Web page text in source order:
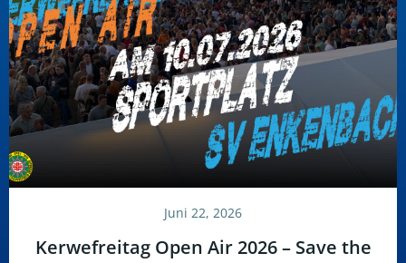
Juni 22, 2026
Kerwefreitag Open Air 2026 – Save the